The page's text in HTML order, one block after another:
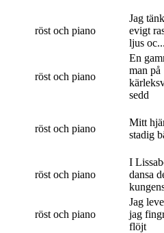
röst och piano
Jag
evigt
ljus
röst och piano
En
man på
sedd
röst och piano
Mitt
stadig
röst och piano
I
dansa
röst och piano
Jag
jag
flöjt